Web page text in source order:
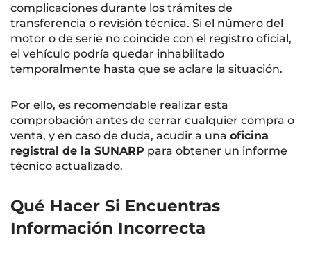
complicaciones durante los trámites de
transferencia o revisión técnica. Si el número del
motor o de serie no coincide con el registro oficial,
el vehículo podría quedar inhabilitado
temporalmente hasta que se aclare la situación.
Por ello, es recomendable realizar esta
comprobación antes de cerrar cualquier compra o
venta, y en caso de duda, acudir a una oficina
registral de la SUNARP para obtener un informe
técnico actualizado.
Qué Hacer Si Encuentras
Información Incorrecta